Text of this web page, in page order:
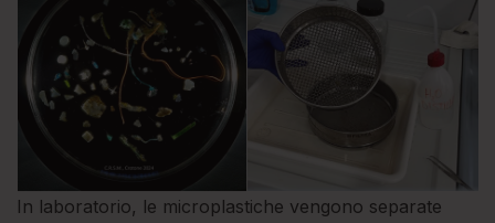
In laboratorio, le microplastiche vengono separate